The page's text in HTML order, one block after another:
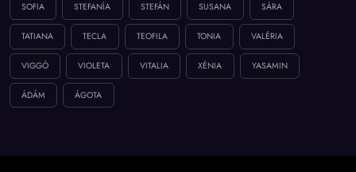
SOFIA STEFANÍA STEFÁN SUSANA SÁRA
TATIANA TECLA TEOFILA TONIA VALÉRIA
VIGGÓ VIOLETA VITALIA XÉNIA YASAMIN
ÁDÁM ÁGOTA